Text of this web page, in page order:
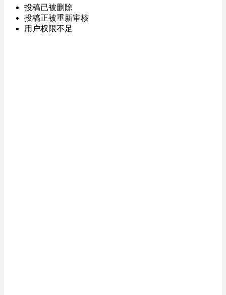
投稿已被删除
投稿正被重新审核
用户权限不足